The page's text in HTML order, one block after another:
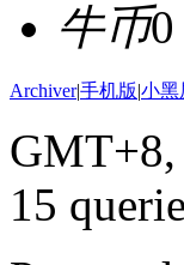
牛币0
Archiver|手机版|小黑
GMT+8,
15